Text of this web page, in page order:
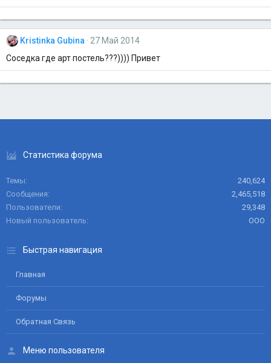
Kristinka Gubina
27 Май 2014
Соседка где арт постель???)))) Привет
Статистика форума
Темы
240,624
Сообщения
2,465,518
Пользователи
29,348
Новый пользователь
ООО
Быстрая навигация
Главная
Форумы
Обратная Связь
Меню пользователя